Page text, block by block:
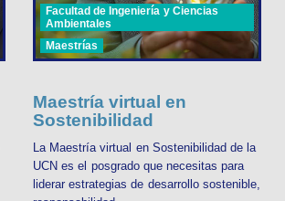
Facultad de Ingeniería y Ciencias
Ambientales
Maestrías
Maestría virtual en
Sostenibilidad
La Maestría virtual en Sostenibilidad de la
UCN es el posgrado que necesitas para
liderar estrategias de desarrollo sostenible,